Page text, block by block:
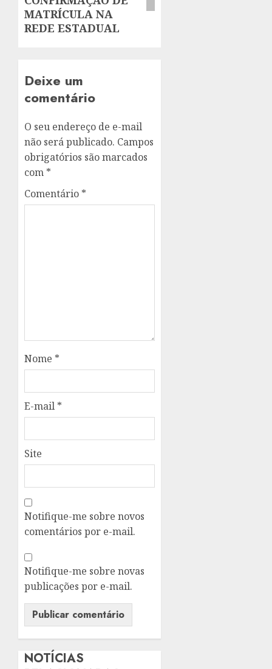
MATRÍCULA NA
REDE ESTADUAL
Deixe um
comentário
O seu endereço de e-mail
não será publicado. Campos
obrigatórios são marcados
com *
Comentário *
Nome *
E-mail *
Site
Notifique-me sobre novos
comentários por e-mail.
Notifique-me sobre novas
publicações por e-mail.
NOTÍCIAS